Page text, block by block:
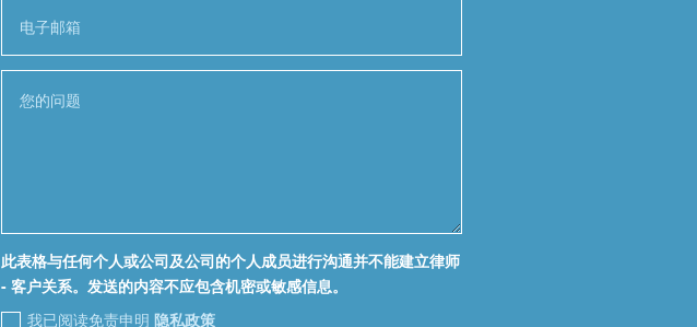
此表格与任何个人或公司及公司的个人成员进行沟通并不能建立律师
- 客户关系。发送的内容不应包含机密或敏感信息。
我已阅读免责申明隐私政策